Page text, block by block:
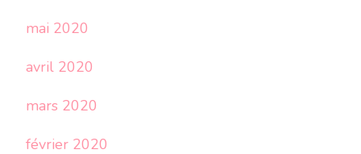
mai 2020
avril 2020
mars 2020
février 2020